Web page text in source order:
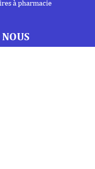
à pharmacie